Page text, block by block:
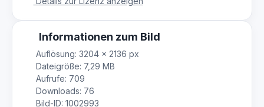
Informationen zum Bild
Auflösung: 3204 × 2136 px
Dateigröße: 7,29 MB
Aufrufe: 709
Downloads: 76
Bild-ID: 1002993